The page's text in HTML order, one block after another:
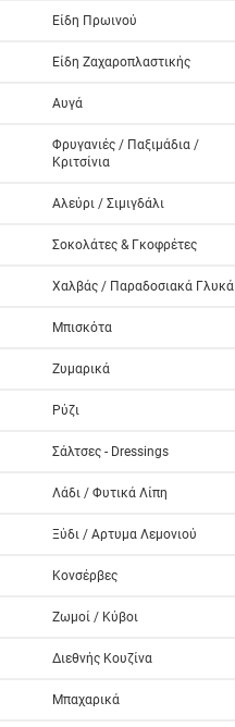
Είδη Πρωινού
Είδη Ζαχαροπλαστικής
Αυγά
Φρυγανιές / Παξιμάδια /
Κριτσίνια
Αλεύρι / Σιμιγδάλι
Σοκολάτες & Γκοφρέτες
Χαλβάς / Παραδοσιακά Γλυκά
Μπισκότα
Ζυμαρικά
Ρύζι
Σάλτσες - Dressings
Λάδι / Φυτικά Λίπη
Ξύδι / Αρτυμα Λεμονιού
Κονσέρβες
Ζωμοί / Κύβοι
Διεθνής Κουζίνα
Μπαχαρικά